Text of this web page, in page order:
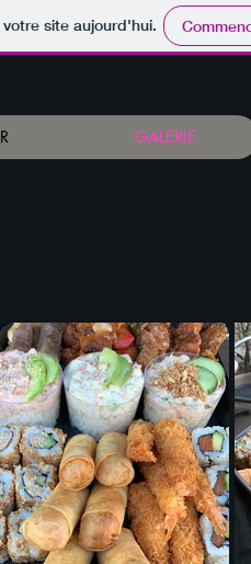
votre site aujourd'hui.
GALERIE